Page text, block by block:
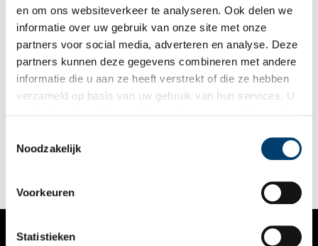
en om ons websiteverkeer te analyseren. Ook delen we
informatie over uw gebruik van onze site met onze
partners voor social media, adverteren en analyse. Deze
partners kunnen deze gegevens combineren met andere
informatie die u aan ze heeft verstrekt of die ze hebben
verzameld op basis van uw gebruik van hun services. U
Noodzakelijk
Voorkeuren
Statistieken
Tentoonstelling over Tweede Wereldoorlog in
Lindenhoeve
De Historische Kring Laren heeft in samenwerking met Robin
samengesteld met voorwerpen en documenten uit Laren en
Hilversum. Ook het Verzetsmuseum Amsterdam heeft uit zijn
1 min